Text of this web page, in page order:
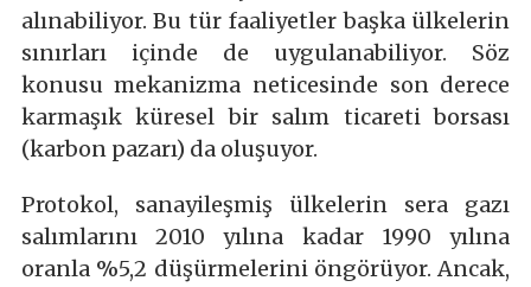
alınabiliyor. Bu tür faaliyetler başka ülkelerin
sınırları içinde de uygulanabiliyor. Söz
konusu mekanizma neticesinde son derece
karmaşık küresel bir salım ticareti borsası
(karbon pazarı) da oluşuyor.
Protokol, sanayileşmiş ülkelerin sera gazı
salımlarını 2010 yılına kadar 1990 yılına
oranla %5,2 düşürmelerini öngörüyor. Ancak,